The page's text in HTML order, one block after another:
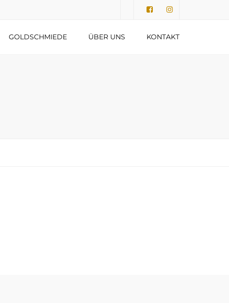
Submit
GOLDSCHMIEDE ÜBER UNS KONTAKT